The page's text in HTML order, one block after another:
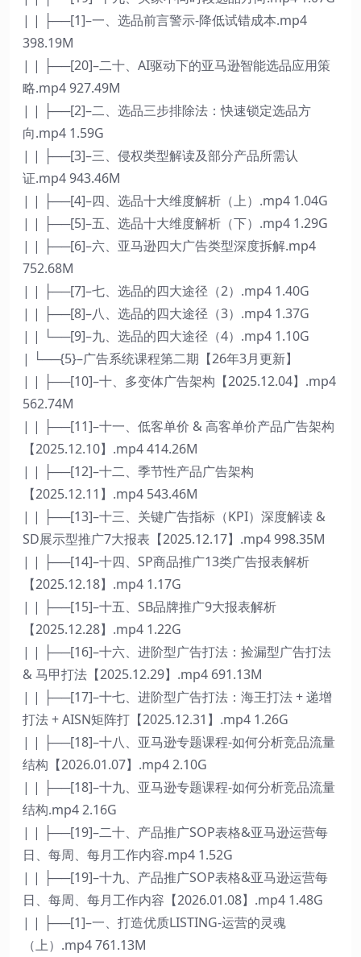
| | ├──[1]–一、选品前言警示-降低试错成本.mp4
398.19M
| | ├──[20]–二十、AI驱动下的亚马逊智能选品应用策
略.mp4 927.49M
| | ├──[2]–二、选品三步排除法：快速锁定选品方
向.mp4 1.59G
| | ├──[3]–三、侵权类型解读及部分产品所需认
证.mp4 943.46M
| | ├──[4]–四、选品十大维度解析（上）.mp4 1.04G
| | ├──[5]–五、选品十大维度解析（下）.mp4 1.29G
| | ├──[6]–六、亚马逊四大广告类型深度拆解.mp4
752.68M
| | ├──[7]–七、选品的四大途径（2）.mp4 1.40G
| | ├──[8]–八、选品的四大途径（3）.mp4 1.37G
| | └──[9]–九、选品的四大途径（4）.mp4 1.10G
| └──{5}–广告系统课程第二期【26年3月更新】
| | ├──[10]–十、多变体广告架构【2025.12.04】.mp4
562.74M
| | ├──[11]–十一、低客单价 & 高客单价产品广告架构
【2025.12.10】.mp4 414.26M
| | ├──[12]–十二、季节性产品广告架构
【2025.12.11】.mp4 543.46M
| | ├──[13]–十三、关键广告指标（KPI）深度解读 &
SD展示型推广7大报表【2025.12.17】.mp4 998.35M
| | ├──[14]–十四、SP商品推广13类广告报表解析
【2025.12.18】.mp4 1.17G
| | ├──[15]–十五、SB品牌推广9大报表解析
【2025.12.28】.mp4 1.22G
| | ├──[16]–十六、进阶型广告打法：捡漏型广告打法
& 马甲打法【2025.12.29】.mp4 691.13M
| | ├──[17]–十七、进阶型广告打法：海王打法 + 递增
打法 + AISN矩阵打【2025.12.31】.mp4 1.26G
| | ├──[18]–十八、亚马逊专题课程-如何分析竞品流量
结构【2026.01.07】.mp4 2.10G
| | ├──[18]–十九、亚马逊专题课程-如何分析竞品流量
结构.mp4 2.16G
| | ├──[19]–二十、产品推广SOP表格&亚马逊运营每
日、每周、每月工作内容.mp4 1.52G
| | ├──[19]–十九、产品推广SOP表格&亚马逊运营每
日、每周、每月工作内容【2026.01.08】.mp4 1.48G
| | ├──[1]–一、打造优质LISTING-运营的灵魂
（上）.mp4 761.13M